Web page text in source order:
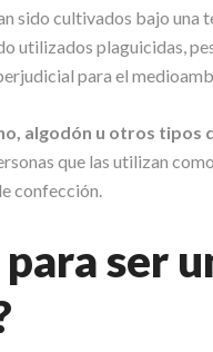
sido cultivados bajo una
utilizados plaguicidas,
para el
algodón u otros tipos
que las utilizan
confección.
ser